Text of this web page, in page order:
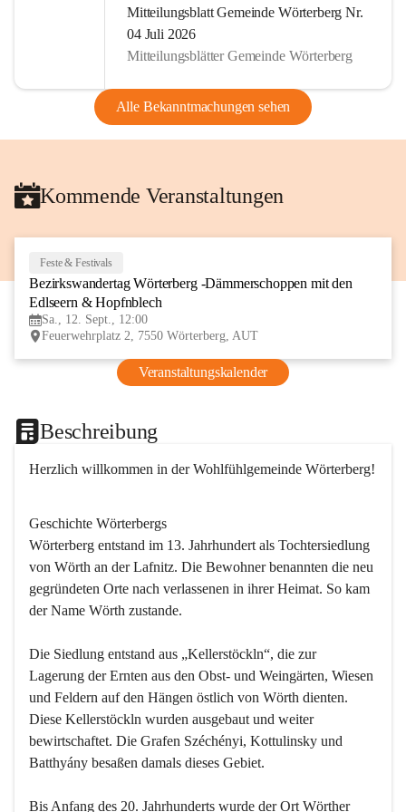
Mitteilungsblatt Gemeinde Wörterberg Nr.
04 Juli 2026
Mitteilungsblätter Gemeinde Wörterberg
Alle Bekanntmachungen sehen
Kommende Veranstaltungen
Feste & Festivals
Bezirkswandertag Wörterberg -Dämmerschoppen mit den
Edlseern & Hopfnblech
Sa., 12. Sept., 12:00
Feuerwehrplatz 2, 7550 Wörterberg, AUT
Veranstaltungskalender
Beschreibung
Herzlich willkommen in der Wohlfühlgemeinde Wörterberg!
Geschichte Wörterbergs
Wörterberg entstand im 13. Jahrhundert als Tochtersiedlung
von Wörth an der Lafnitz. Die Bewohner benannten die neu
gegründeten Orte nach verlassenen in ihrer Heimat. So kam
der Name Wörth zustande.
Die Siedlung entstand aus „Kellerstöckln“, die zur
Lagerung der Ernten aus den Obst- und Weingärten, Wiesen
und Feldern auf den Hängen östlich von Wörth dienten.
Diese Kellerstöckln wurden ausgebaut und weiter
bewirtschaftet. Die Grafen Széchényi, Kottulinsky und
Batthyány besaßen damals dieses Gebiet.
Bis Anfang des 20. Jahrhunderts wurde der Ort Wörther